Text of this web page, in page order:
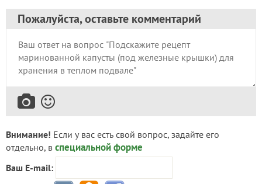
Пожалуйста, оставьте комментарий
Внимание! Если у вас есть свой вопрос, задайте его
отдельно, в специальной форме
Ваш E-mail: